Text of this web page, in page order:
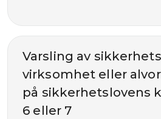
Varsling av
virksomhet eller
på sikkerhetslovens
6 eller 7